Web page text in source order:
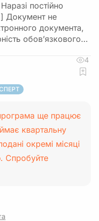
постійно
Документ не
документа,
обов’язкового…
4
ще працює
квартальну
окремі місяці
Спробуйте